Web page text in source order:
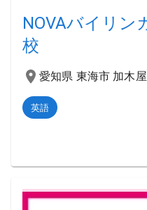
NOVAバイリン
校
愛知県 東海市 加木
英語